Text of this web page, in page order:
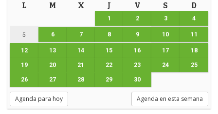
L M X J V S D
1 2 3 4
5 6 7 8 9 10 11
12 13 14 15 16 17 18
19 20 21 22 23 24 25
26 27 28 29 30
Agenda para hoy Agenda en esta semana